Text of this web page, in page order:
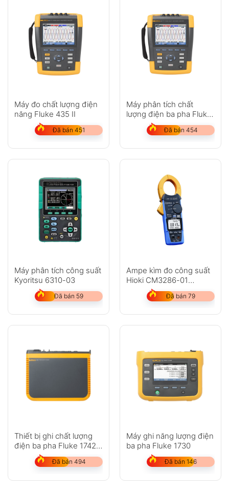
Máy đo chất lượng điện
năng Fluke 435 II
Đã bán 451
Máy phân tích chất
lượng điện ba pha Fluke
Đã bán 454
Máy phân tích công suất
Kyoritsu 6310-03
Đã bán 59
Ampe kìm đo công suất
Hioki CM3286-01
Bluetooth
Đã bán 79
Thiết bị ghi chất lượng
điện ba pha Fluke 1742,
1746 và 1748
Đã bán 494
Máy ghi năng lượng điện
ba pha Fluke 1730
Đã bán 146